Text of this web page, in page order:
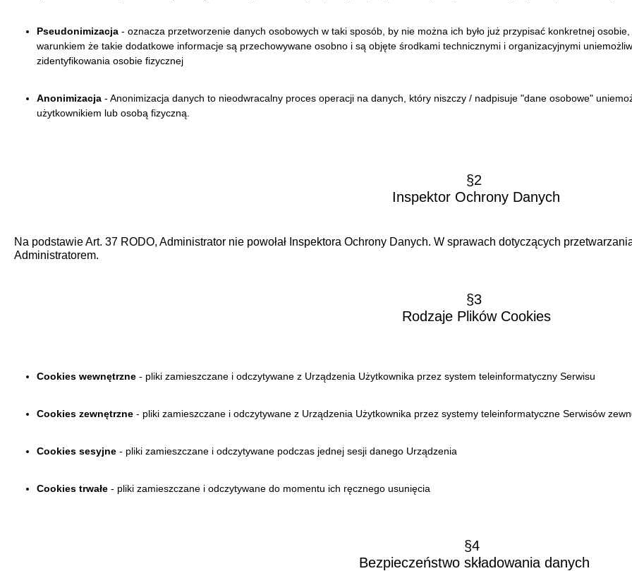
Pseudonimizacja - oznacza przetworzenie danych osobowych w taki sposób, by nie można ich było już przypisać konkretnej
warunkiem że takie dodatkowe informacje są przechowywane osobno i są objęte środkami technicznymi i organizacyjnymi
zidentyfikowania osobie fizycznej
Anonimizacja - Anonimizacja danych to nieodwracalny proces operacji na danych, który niszczy / nadpisuje "dane osobowe"
użytkownikiem lub osobą fizyczną.
§2
Inspektor Ochrony Danych
Na podstawie Art. 37 RODO, Administrator nie powołał Inspektora Ochrony Danych. W sprawach dotyczących
Administratorem.
§3
Rodzaje Plików Cookies
Cookies wewnętrzne - pliki zamieszczane i odczytywane z Urządzenia Użytkownika przez system teleinformatyczny Serwisu
Cookies zewnętrzne - pliki zamieszczane i odczytywane z Urządzenia Użytkownika przez systemy teleinformatyczne Serwisów
Cookies sesyjne - pliki zamieszczane i odczytywane podczas jednej sesji danego Urządzenia
Cookies trwałe - pliki zamieszczane i odczytywane do momentu ich ręcznego usunięcia
§4
Bezpieczeństwo składowania danych